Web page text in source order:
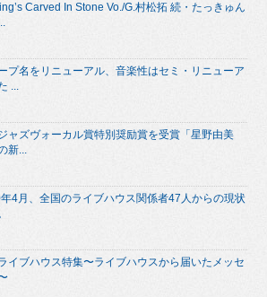
Carved In Stone Vo./G.村松拓 続・たっきゅん
プ名をリニューアル、音楽性はセミ・リニューア
...
ャズヴォーカル賞特別奨励賞を受賞「星野由美
新...
4月、全国のライブハウス関係者47人からの現状
イブハウス特集〜ライブハウスから届いたメッセ